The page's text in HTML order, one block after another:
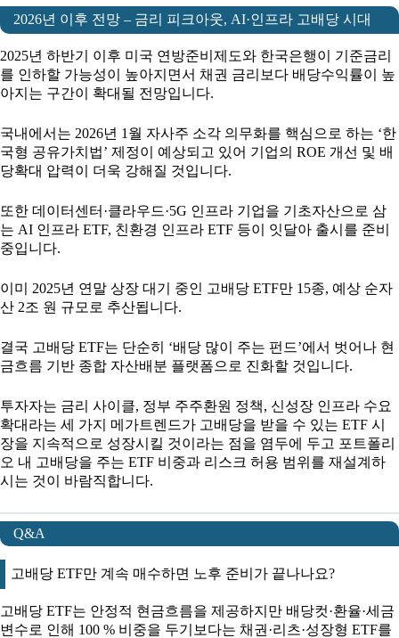
2026년 이후 전망 – 금리 피크아웃, AI·인프라 고배당 시대
2025년 하반기 이후 미국 연방준비제도와 한국은행이 기준금리
를 인하할 가능성이 높아지면서 채권 금리보다 배당수익률이 높
아지는 구간이 확대될 전망입니다.
국내에서는 2026년 1월 자사주 소각 의무화를 핵심으로 하는 ‘한
국형 공유가치법’ 제정이 예상되고 있어 기업의 ROE 개선 및 배
당확대 압력이 더욱 강해질 것입니다.
또한 데이터센터·클라우드·5G 인프라 기업을 기초자산으로 삼
는 AI 인프라 ETF, 친환경 인프라 ETF 등이 잇달아 출시를 준비
중입니다.
이미 2025년 연말 상장 대기 중인 고배당 ETF만 15종, 예상 순자
산 2조 원 규모로 추산됩니다.
결국 고배당 ETF는 단순히 ‘배당 많이 주는 펀드’에서 벗어나 현
금흐름 기반 종합 자산배분 플랫폼으로 진화할 것입니다.
투자자는 금리 사이클, 정부 주주환원 정책, 신성장 인프라 수요
확대라는 세 가지 메가트렌드가 고배당을 받을 수 있는 ETF 시
장을 지속적으로 성장시킬 것이라는 점을 염두에 두고 포트폴리
오 내 고배당을 주는 ETF 비중과 리스크 허용 범위를 재설계하
시는 것이 바람직합니다.
Q&A
고배당 ETF만 계속 매수하면 노후 준비가 끝나나요?
고배당 ETF는 안정적 현금흐름을 제공하지만 배당컷·환율·세금
변수로 인해 100 % 비중을 두기보다는 채권·리츠·성장형 ETF를